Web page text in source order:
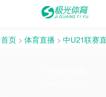
首页 > 体育直播 > 中U21联赛